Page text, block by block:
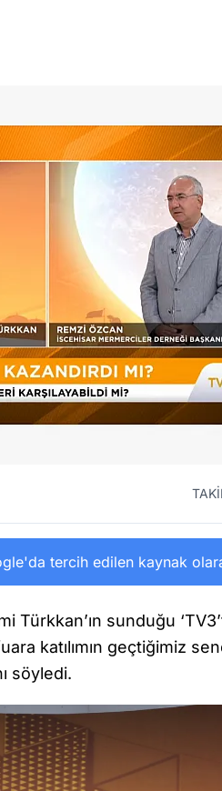
tercih edilen kaynak
Türkkan’ın sunduğu
katılımın geçtiğimiz
söyledi.